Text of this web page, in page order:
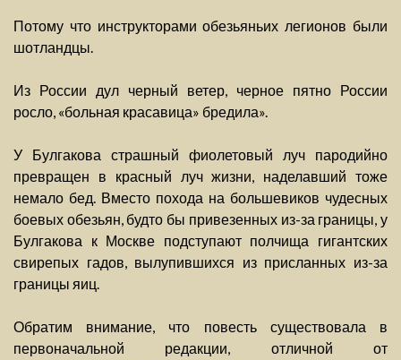
Потому что инструкторами обезьяньих легионов были
шотландцы.
Из России дул черный ветер, черное пятно России
росло, «больная красавица» бредила».
У Булгакова страшный фиолетовый луч пародийно
превращен в красный луч жизни, наделавший тоже
немало бед. Вместо похода на большевиков чудесных
боевых обезьян, будто бы привезенных из-за границы, у
Булгакова к Москве подступают полчища гигантских
свирепых гадов, вылупившихся из присланных из-за
границы яиц.
Обратим внимание, что повесть существовала в
первоначальной редакции, отличной от